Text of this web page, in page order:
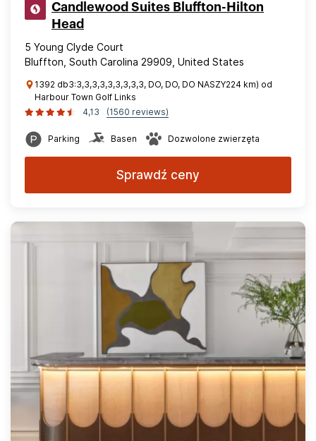
Candlewood Suites Bluffton-Hilton
Head
5 Young Clyde Court
Bluffton, South Carolina 29909, United States
1392 db3:3,3,3,3,3,3,3,3,3, DO, DO, DO NASZY224 km) od
Harbour Town Golf Links
4,13
(1560 reviews)
Parking Basen Dozwolone zwierzęta
Sprawdź ceny